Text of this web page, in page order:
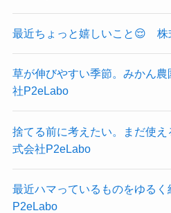
最近ちょっと嬉しいこと😌 株
草が伸びやすい季節。みかん
社P2eLabo
捨てる前に考えたい。まだ使
式会社P2eLabo
最近ハマっているものをゆる
P2eLabo